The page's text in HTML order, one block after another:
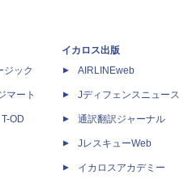
ジック
マート
OD
イカロス出版
AIRLINEweb
Jディフェンスニュース
通訳翻訳ジャーナル
JレスキューWeb
イカロスアカデミー